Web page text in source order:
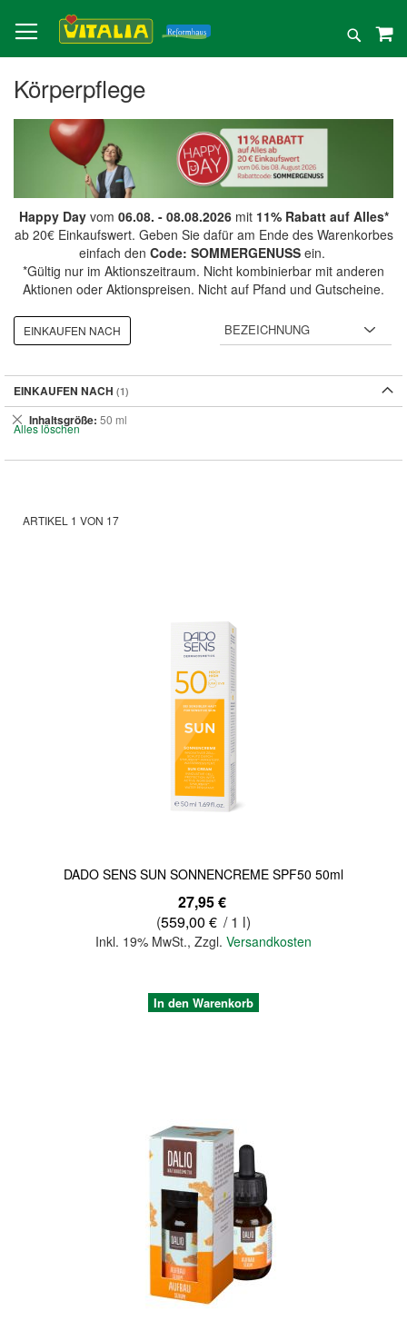
zum
Inhalt
Suche
Körperpflege
Happy Dayvom 06.08. - 08.08.2026mit 11% Rabatt auf Alles*
ab 20€ Einkaufswert. Geben Sie dafür am Ende des Warenkorbes
einfach den Code: SOMMERGENUSSein.
*Gültig nur im Aktionszeitraum. Nicht kombinierbar mit anderen
Aktionen oder Aktionspreisen. Nicht auf Pfand und Gutscheine.
ARTIKEL 1 VON 17
DADO SENS SUN SONNENCREME SPF50 50ml
27,95 €
(559,00 € / 1 l)
Inkl. 19% MwSt., Zzgl. Versandkosten
In den Warenkorb
EINKAUFEN NACH
EINKAUFEN NACH
Inhaltsgröße 50 ml
Dies
entfernen
Alles löschen